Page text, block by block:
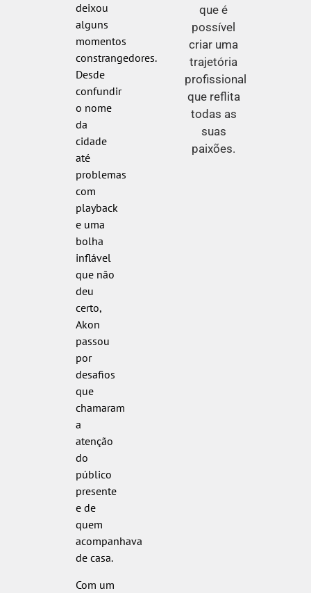
deixou
alguns
momentos
constrangedores.
Desde
confundir
o nome
da
cidade
até
problemas
com
playback
e uma
bolha
inflável
que não
deu
certo,
Akon
passou
por
desafios
que
chamaram
a
atenção
do
público
presente
e de
quem
acompanhava
de casa.
Com um
que é
possível
criar uma
trajetória
profissional
que reflita
todas as
suas
paixões.